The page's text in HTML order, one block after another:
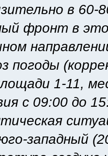
в 60-
фронт в
погоды
1-11,
с 09:00 до
западный